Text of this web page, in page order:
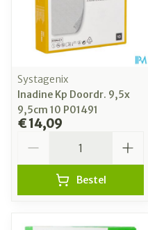
Systagenix
Inadine Kp Doordr. 9,5x
9,5cm 10 P01491
€ 14,09
Bestel